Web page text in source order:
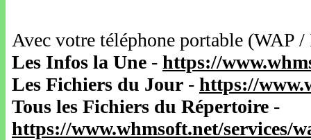
Avec votre téléphone portable
Les Infos la Une - https://
Les Fichiers du Jour - https://
Tous les Fichiers du Répertoire -
https://www.whmsoft.net/services/